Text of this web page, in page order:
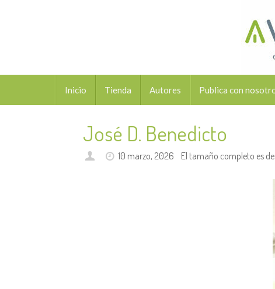
contenido
Inicio Tienda Autores Publica con
José D. Benedicto
10 marzo, 2026 El tamaño completo es de